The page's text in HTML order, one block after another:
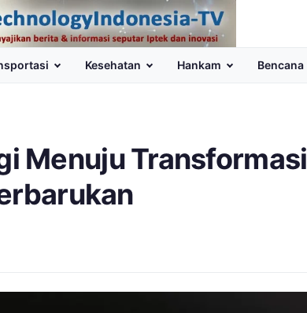
Kesehatan Hankam Bencana
Menuju Transformasi